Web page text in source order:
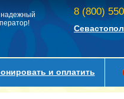
8 (800)
и оплатить